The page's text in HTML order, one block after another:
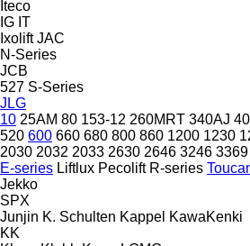
Iteco
IG IT
Ixolift JAC
N-Series
JCB
527 S-Series
JLG
10 25AM 80 153-12 260MRT 340AJ
520 600 660 680 800 860 1200 1230
2030 2032 2033 2630 2646 3246 3369
E-series Liftlux Pecolift R-series
Jekko
SPX
Junjin K. Schulten Kappel KawaKenki
KK